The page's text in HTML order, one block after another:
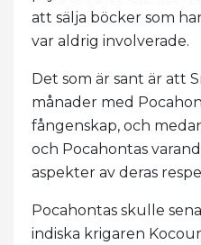
att sälja böcker som
var aldrig involverade.
Det som är sant är att
månader med
fångenskap, och
och Pocahontas
aspekter av deras
Pocahontas skulle
indiska krigaren